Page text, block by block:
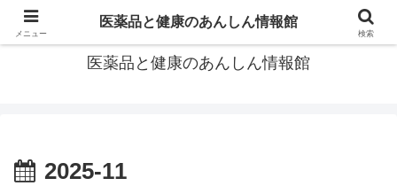
あなたの医薬品選び、後悔しないための情報が見つかる場所。
医薬品と健康のあんしん情報館
2025-11
メニュー
医薬品と健康のあんしん情報館
検索